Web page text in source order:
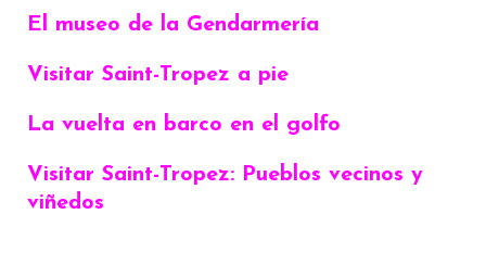
El museo de la Gendarmería
Visitar Saint-Tropez a pie
La vuelta en barco en el golfo
Visitar Saint-Tropez: Pueblos vecinos y
viñedos